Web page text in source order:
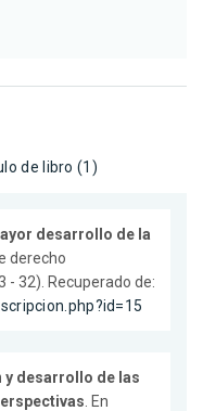
de libro (1)
desarrollo de la
derecho
- 32). Recuperado de:
y desarrollo de las
. En